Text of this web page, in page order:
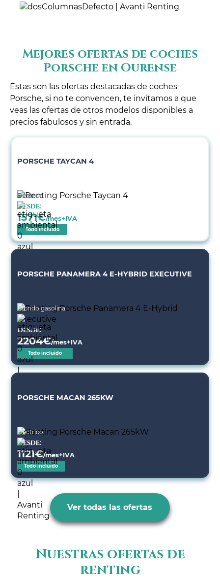
Mejores ofertas de coches
Porsche en Ourense
Estas son las ofertas destacadas de coches
Porsche, si no te convencen, te invitamos a que
veas las ofertas de otros modelos disponibles a
precios fabulosos y sin entrada.
PORSCHE TAYCAN 4
Eléctrico
Desde:
1571€/mes+IVA
Todo incluido
PORSCHE PANAMERA 4 E-HYBRID EXECUTIVE
Híbrido gasolina
Desde:
2204€/mes+IVA
Todo incluido
PORSCHE MACAN 265KW
Eléctrico
Desde:
1121€/mes+IVA
Todo incluido
Ver todas las ofertas
Nuestras ofertas de
renting